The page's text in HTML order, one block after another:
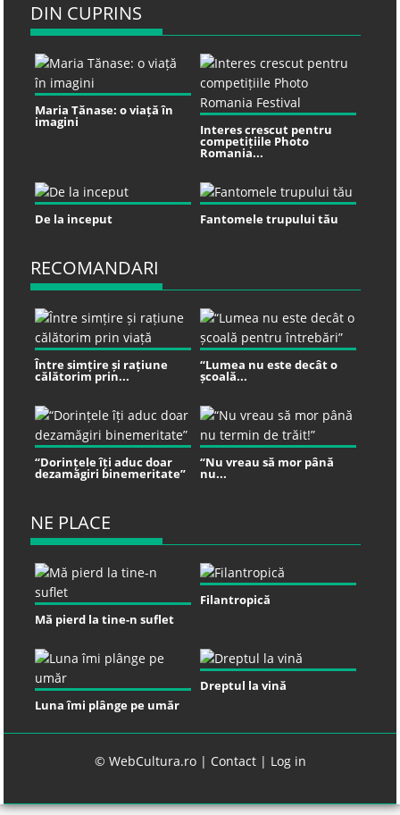
DIN CUPRINS
Maria Tănase: o viață în
imagini Interes crescut pentru
competițiile Photo
Romania...
De la inceput Fantomele trupului tău
RECOMANDARI
Între simțire și rațiune
călătorim prin...
“Lumea nu este decât o
școală...
“Dorințele îți aduc doar
dezamăgiri binemeritate”
“Nu vreau să mor până
nu...
NE PLACE
Mă pierd la tine-n suflet
Filantropică
Luna îmi plânge pe umăr
Dreptul la vină
© WebCultura.ro | Contact| Log in